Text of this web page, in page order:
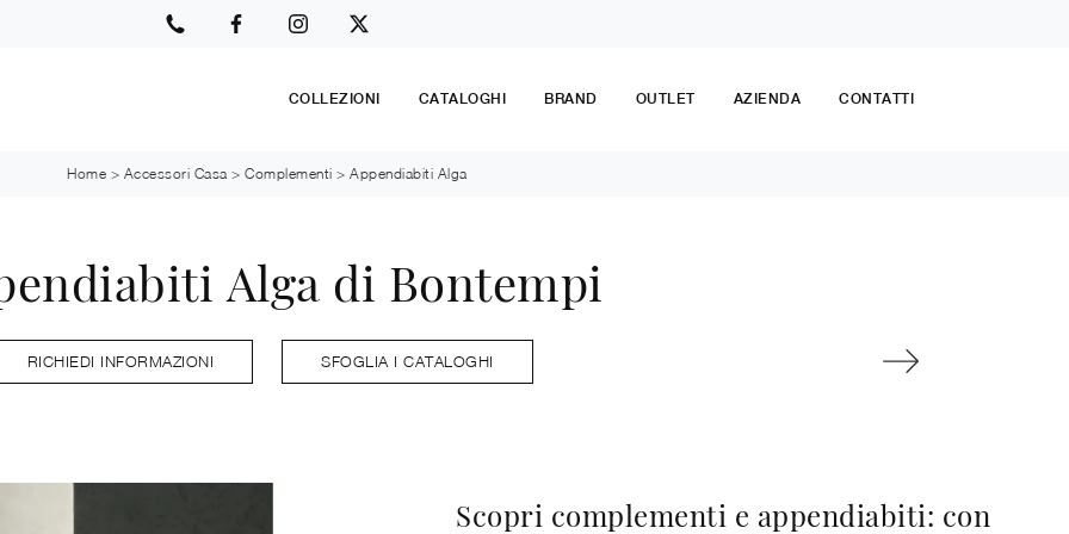
COLLEZIONI CATALOGHI BRAND OUTLET AZIENDA CONTATTI
Home > Accessori Casa >Complementi >Appendiabiti Alga
Alga di Bontempi
RICHIEDI INFORMAZIONI SFOGLIA I CATALOGHI
Scopri complementi e appendiabiti: con